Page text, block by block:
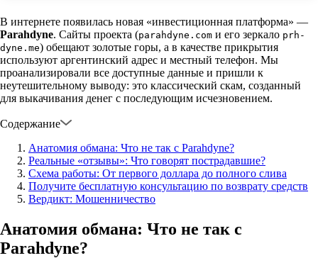
В интернете появилась новая «инвестиционная платформа» —
Parahdyne. Сайты проекта (parahdyne.com и его зеркало prh-
dyne.me) обещают золотые горы, а в качестве прикрытия
используют аргентинский адрес и местный телефон. Мы
проанализировали все доступные данные и пришли к
неутешительному выводу: это классический скам, созданный
для выкачивания денег с последующим исчезновением.
Содержание
Анатомия обмана: Что не так с Parahdyne?
Реальные «отзывы»: Что говорят пострадавшие?
Схема работы: От первого доллара до полного слива
Получите бесплатную консультацию по возврату средств
Вердикт: Мошенничество
Анатомия обмана: Что не так с
Parahdyne?